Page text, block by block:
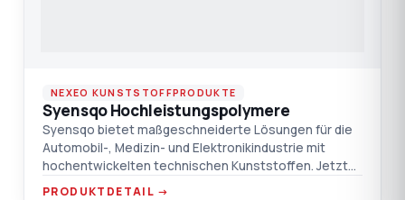
NEXEO KUNSTSTOFFPRODUKTE
Syensqo Hochleistungspolymere
Syensqo bietet maßgeschneiderte Lösungen für die
Automobil-, Medizin- und Elektronikindustrie mit
hochentwickelten technischen Kunststoffen. Jetzt
auch in der T
PRODUKTDETAIL →